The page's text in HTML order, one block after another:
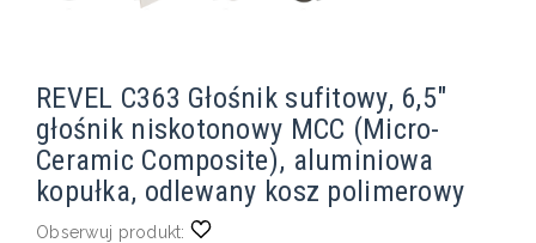
REVEL C363 Głośnik sufitowy, 6,5"
głośnik niskotonowy MCC (Micro-
Ceramic Composite), aluminiowa
kopułka, odlewany kosz polimerowy
Obserwuj produkt: